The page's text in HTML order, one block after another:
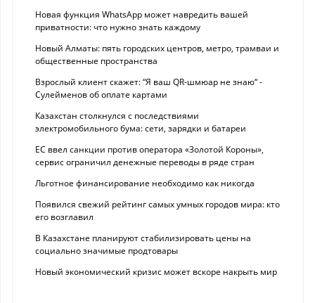
Новая функция WhatsApp может навредить вашей
приватности: что нужно знать каждому
Новый Алматы: пять городских центров, метро, трамваи и
общественные пространства
Взрослый клиент скажет: “Я ваш QR-шмюар не знаю“ -
Сулейменов об оплате картами
Казахстан столкнулся с последствиями
электромобильного бума: сети, зарядки и батареи
ЕС ввел санкции против оператора «Золотой Короны»,
сервис ограничил денежные переводы в ряде стран
Льготное финансирование необходимо как никогда
Появился свежий рейтинг самых умных городов мира: кто
его возглавил
В Казахстане планируют стабилизировать цены на
социально значимые продтовары
Новый экономический кризис может вскоре накрыть мир